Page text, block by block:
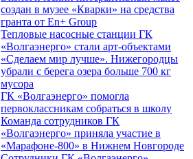
создан в музее «Кварки» на средства
гранта от En+ Group
Тепловые насосные станции ГК
«Волгаэнерго» стали арт-объектами
«Сделаем мир лучше». Нижегородцы
убрали с берега озера больше 700 кг
мусора
ГК «Волгаэнерго» помогла
первоклассникам собраться в школу
Команда сотрудников ГК
«Волгаэнерго» приняла участие в
«Марафоне-800» в Нижнем Новгороде